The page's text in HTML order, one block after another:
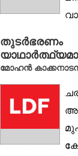
തുടർഭരണം
മോഹൻ